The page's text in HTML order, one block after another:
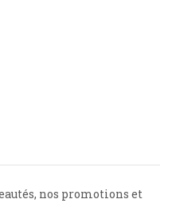
nos promotions et